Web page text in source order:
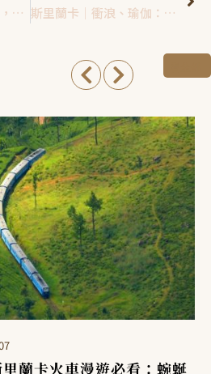
越南文化｜月圓人團圓，越南人怎麼過中秋節？ 斯里蘭卡｜衝浪、瑜伽：「療癒」是錫蘭旅程的必要元素
卡火車漫遊必看：蜿蜒